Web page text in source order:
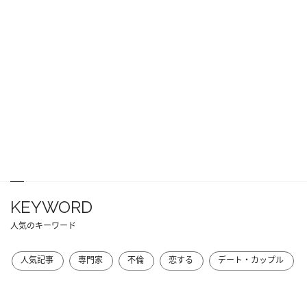
KEYWORD
人気のキーワード
人気記事 専門家 不倫 恋する デート・カップル